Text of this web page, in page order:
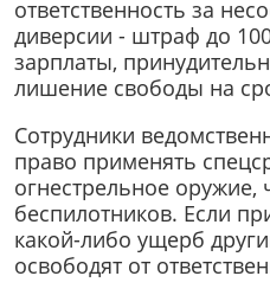
ответственность за
диверсии - штраф до
зарплаты,
лишение свободы на
Сотрудники
право применять
огнестрельное оружие,
беспилотников. Если
какой-либо ущерб
освободят от